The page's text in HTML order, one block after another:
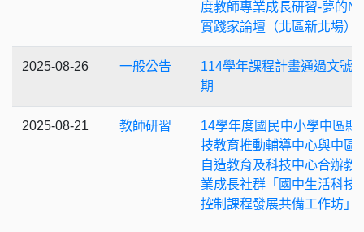
度教師專業成長研習-夢的N
實踐家論壇（北區新北場）
2025-08-26 一般公告
114學年課程計畫通過文號
期
2025-08-21 教師研習
14學年度國民中小學中區縣
技教育推動輔導中心與中區
自造教育及科技中心合辦教
業成長社群「國中生活科技
控制課程發展共備工作坊」